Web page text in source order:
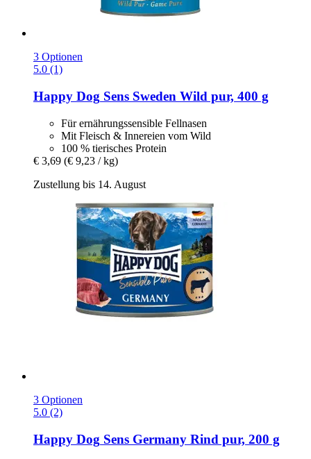
3 Optionen
5.0 (1)
Happy Dog Sens Sweden Wild pur, 400 g
Für ernährungssensible Fellnasen
Mit Fleisch & Innereien vom Wild
100 % tierisches Protein
€ 3,69 (€ 9,23 / kg)
Zustellung bis 14. August
3 Optionen
5.0 (2)
Happy Dog Sens Germany Rind pur, 200 g